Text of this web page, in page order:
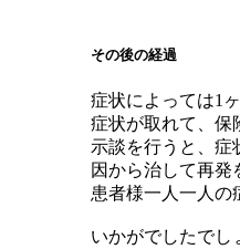
その後の経過
症状によっては1
症状が取れて、保
示談を行うと、症
因から治して再発
患者様一人一人の
いかがでしたでし